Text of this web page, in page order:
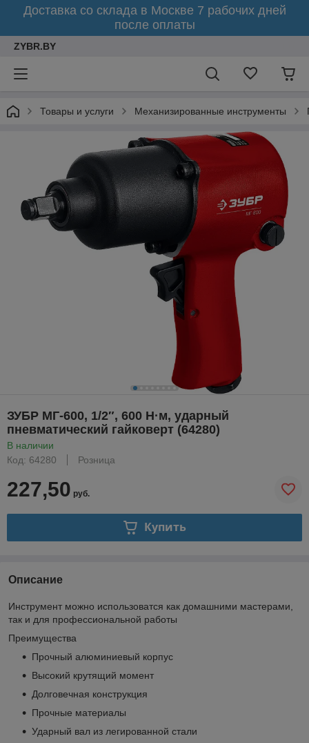
Доставка со склада в Москве 7 рабочих дней
после оплаты
ZYBR.BY
Товары и услуги Механизированные инструменты
ЗУБР МГ-600, 1/2″, 600 Н·м, ударный
пневматический гайковерт (64280)
В наличии
Код: 64280
Розница
227,50 руб.
Купить
Описание
Инструмент можно использоватся как домашними мастерами,
так и для профессиональной работы
Преимущества
Прочный алюминиевый корпус
Высокий крутящий момент
Долговечная конструкция
Прочные материалы
Ударный вал из легированной стали